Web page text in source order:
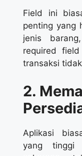
Field ini
penting yang
jenis
required
transaksi
2.
Aplikasi
yang tinggi